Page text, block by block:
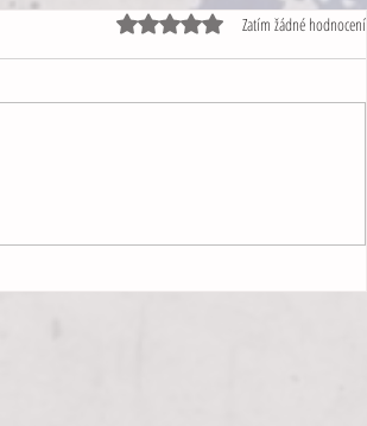
Bežný tréning s motiváciou
Sú tréningy keď si každý strieľa podľa svojich
Hodnoceno 0 z 5 hvězdiček.
Zatím žádné hodnocení